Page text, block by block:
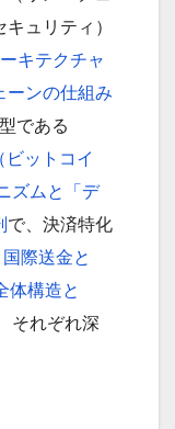
ュリティ）
キテクチャ
ーンの仕組み
である
ビットコイ
ズムと「デ
で、決済特化
際送金と
体構造と
それぞれ深